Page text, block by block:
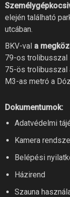
elején található
utcában.
BKV-val a
79-os trolibusszal
75-ös trolibusszal
M3-as metró a
Dokumentumok:
Adatvédelmi
Kamera
Belépési
Házirend
Szauna